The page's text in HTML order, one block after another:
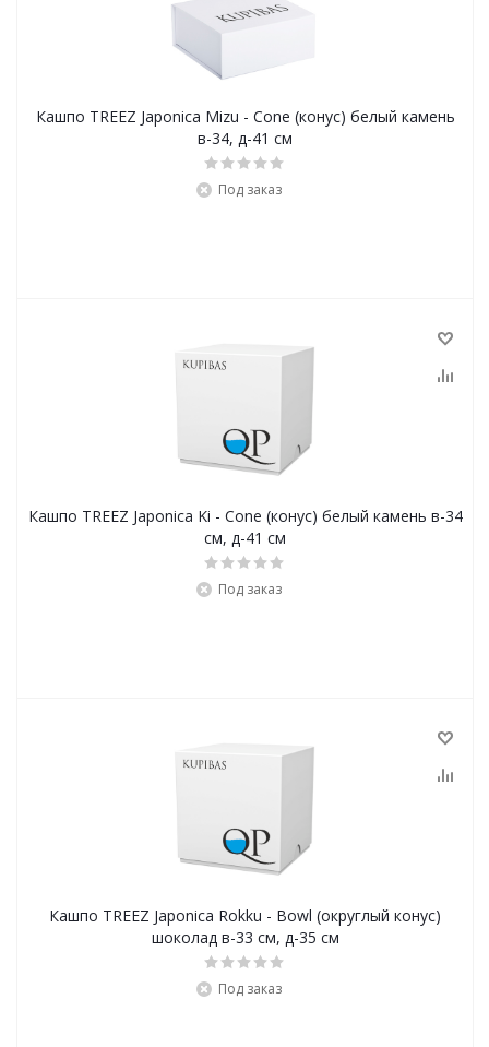
Кашпо TREEZ Japonica Mizu - Cone (конус) белый камень
в-34, д-41 см
Под заказ
Кашпо TREEZ Japonica Ki - Cone (конус) белый камень в-34
см, д-41 см
Под заказ
Кашпо TREEZ Japonica Rokku - Bowl (округлый конус)
шоколад в-33 см, д-35 см
Под заказ